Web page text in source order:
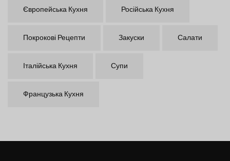
Європейська Кухня Російська Кухня
Покрокові Рецепти Закуски Салати
Італійська Кухня Супи
Французька Кухня